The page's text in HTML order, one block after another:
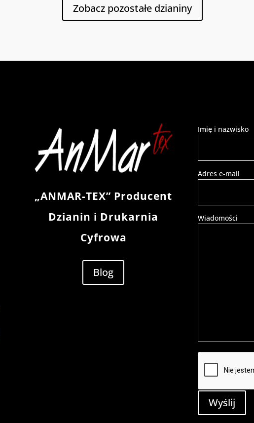
Zobacz pozostałe dzianiny
„ANMAR-TEX” Producent
Dzianin i Drukarnia
Cyfrowa
Blog
Imię i nazwisko
Adres e-mail
Wiadomości
Wyślij